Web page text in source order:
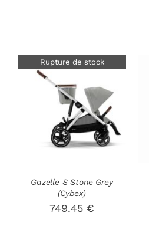
Rupture de stock
DÉTAILS
Gazelle S Stone Grey
(Cybex)
749.45 €